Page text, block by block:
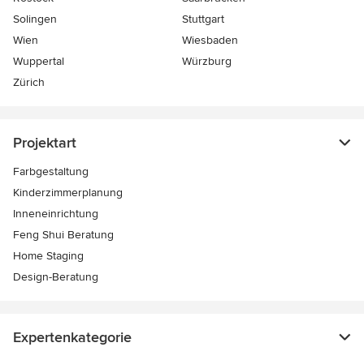
Solingen
Stuttgart
Wien
Wiesbaden
Wuppertal
Würzburg
Zürich
Projektart
Farbgestaltung
Kinderzimmerplanung
Inneneinrichtung
Feng Shui Beratung
Home Staging
Design-Beratung
Expertenkategorie